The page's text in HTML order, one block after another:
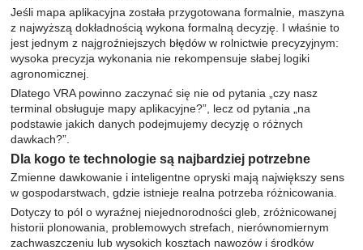
Jeśli mapa aplikacyjna została przygotowana formalnie, maszyna
z najwyższą dokładnością wykona formalną decyzję. I właśnie to
jest jednym z najgroźniejszych błędów w rolnictwie precyzyjnym:
wysoka precyzja wykonania nie rekompensuje słabej logiki
agronomicznej.
Dlatego VRA powinno zaczynać się nie od pytania „czy nasz
terminal obsługuje mapy aplikacyjne?”, lecz od pytania „na
podstawie jakich danych podejmujemy decyzję o różnych
dawkach?”.
Dla kogo te technologie są najbardziej potrzebne
Zmienne dawkowanie i inteligentne opryski mają największy sens
w gospodarstwach, gdzie istnieje realna potrzeba różnicowania.
Dotyczy to pól o wyraźnej niejednorodności gleb, zróżnicowanej
historii plonowania, problemowych strefach, nierównomiernym
zachwaszczeniu lub wysokich kosztach nawozów i środków